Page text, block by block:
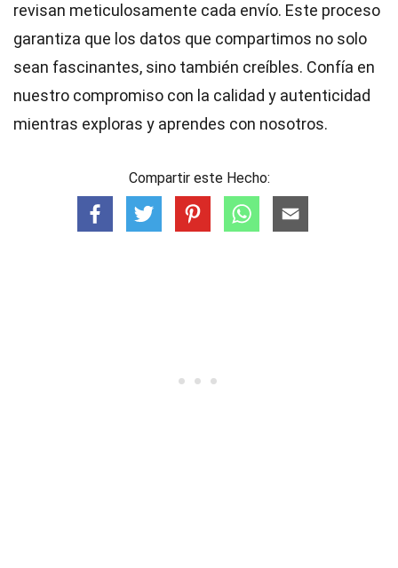
revisan meticulosamente cada envío. Este proceso
garantiza que los datos que compartimos no solo
sean fascinantes, sino también creíbles. Confía en
nuestro compromiso con la calidad y autenticidad
mientras exploras y aprendes con nosotros.
Compartir este Hecho: